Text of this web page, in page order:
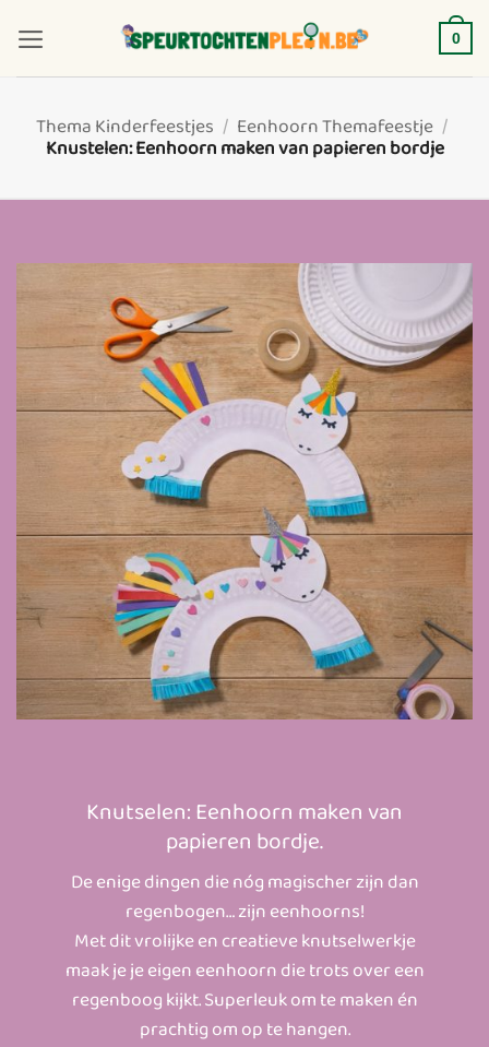
naar
inhoud
0
Thema Kinderfeestjes / Eenhoorn Themafeestje /
Knustelen: Eenhoorn maken van papieren bordje
Knutselen: Eenhoorn maken van
papieren bordje.
De enige dingen die nóg magischer zijn dan
regenbogen… zijn eenhoorns!
Met dit vrolijke en creatieve knutselwerkje
maak je je eigen eenhoorn die trots over een
regenboog kijkt. Superleuk om te maken én
prachtig om op te hangen.